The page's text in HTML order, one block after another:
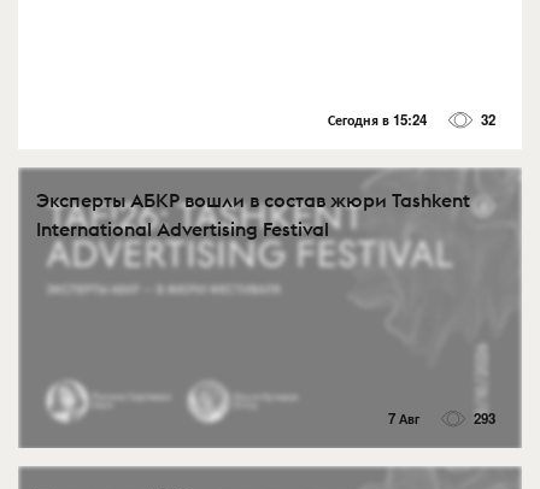
Сегодня в 15:24 32
Эксперты АБКР вошли в состав жюри Tashkent
International Advertising Festival
7 Авг 293